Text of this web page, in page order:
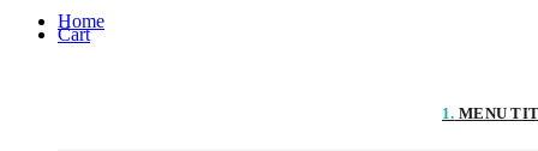
Cart
Home
1. MENU